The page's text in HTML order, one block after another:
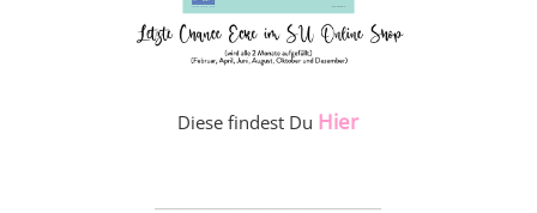
Diese findest Du Hier